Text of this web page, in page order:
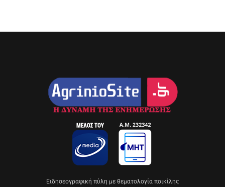
Eιδησεογραφική πύλη με θεματολογία ποικίλης